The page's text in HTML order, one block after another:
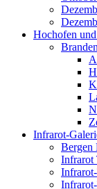
Hochofen
Infrarot-
Bergen
Infrarot